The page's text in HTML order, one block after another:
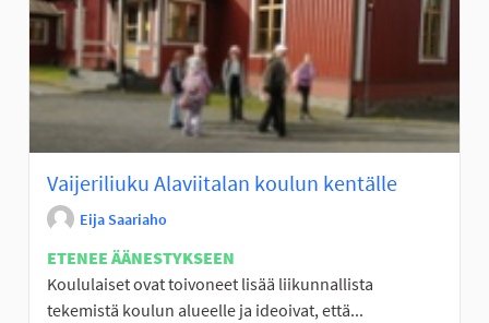
Vaijeriliuku Alaviitalan koulun kentälle
Eija Saariaho
ETENEE ÄÄNESTYKSEEN
Koululaiset ovat toivoneet lisää liikunnallista
tekemistä koulun alueelle ja ideoivat, että...